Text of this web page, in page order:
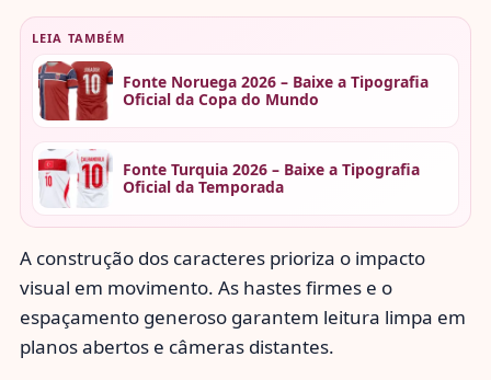
LEIA TAMBÉM
Fonte Noruega 2026 – Baixe a Tipografia
Oficial da Copa do Mundo
Fonte Turquia 2026 – Baixe a Tipografia
Oficial da Temporada
A construção dos caracteres prioriza o impacto
visual em movimento. As hastes firmes e o
espaçamento generoso garantem leitura limpa em
planos abertos e câmeras distantes.